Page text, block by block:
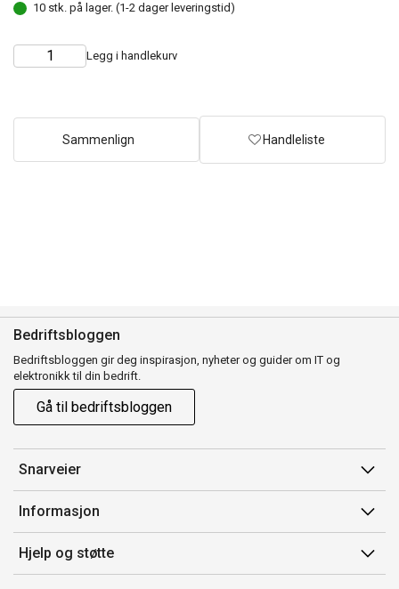
10 stk. på lager. (1-2 dager leveringstid)
Choose
Quantity Legg i handlekurv
Sammenlign Handleliste
Bedriftsbloggen
Bedriftsbloggen gir deg inspirasjon, nyheter og guider om IT og
elektronikk til din bedrift.
Gå til bedriftsbloggen
Snarveier
Min side
Ordreoversikt
Mine produkter
Informasjon
Salgsbetingelser
Avtalevilkår for Komplett Bedrift Pluss
Hjelp og støtte